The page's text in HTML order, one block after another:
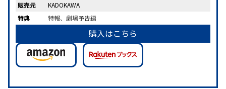
販売元
KADOKAWA
特典
特報、劇場予告編
購入はこちら